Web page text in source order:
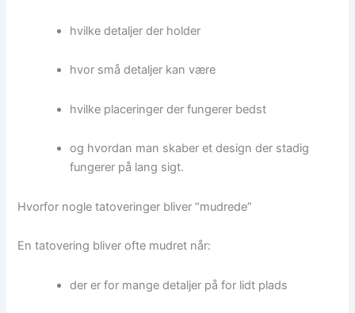
hvilke detaljer der holder
hvor små detaljer kan være
hvilke placeringer der fungerer bedst
og hvordan man skaber et design der stadig
fungerer på lang sigt.
Hvorfor nogle tatoveringer bliver “mudrede”
En tatovering bliver ofte mudret når:
der er for mange detaljer på for lidt plads